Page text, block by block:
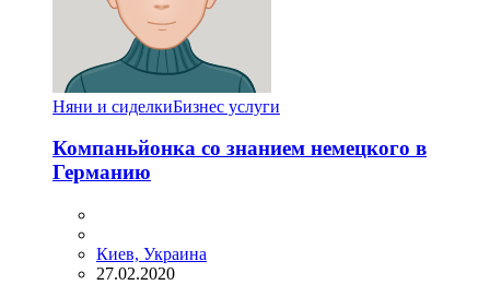
Няни и сиделкиБизнес услуги
Компаньйонка со знанием немецкого в
Германию
Киев, Украина
27.02.2020